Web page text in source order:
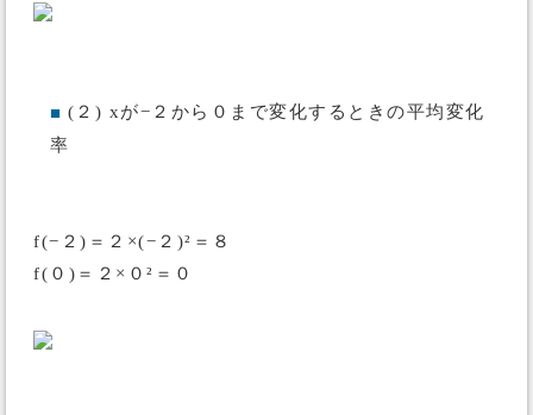
■ (２) xが−２から０まで変化するときの平均変化
率
f(−２)＝２×(−２)²＝８
f(０)＝２×０²＝０